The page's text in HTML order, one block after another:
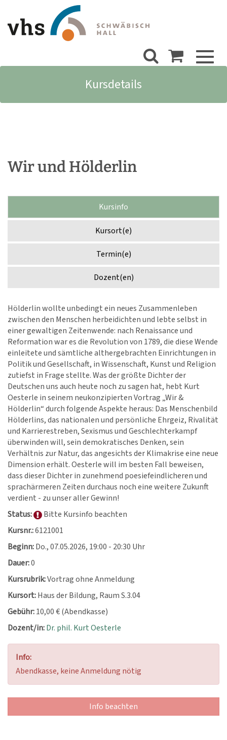
Kursdetails
Wir und Hölderlin
Kursinfo
Kursort(e)
Termin(e)
Dozent(en)
Hölderlin wollte unbedingt ein neues Zusammenleben
zwischen den Menschen herbeidichten und lebte selbst in
einer gewaltigen Zeitenwende: nach Renaissance und
Reformation war es die Revolution von 1789, die diese Wende
einleitete und sämtliche althergebrachten Einrichtungen in
Politik und Gesellschaft, in Wissenschaft, Kunst und Religion
zutiefst in Frage stellte. Was der größte Dichter der
Deutschen uns auch heute noch zu sagen hat, hebt Kurt
Oesterle in seinem neukonzipierten Vortrag „Wir &
Hölderlin“ durch folgende Aspekte heraus: Das Menschenbild
Hölderlins, das nationalen und persönliche Ehrgeiz, Rivalität
und Karrierestreben, Sexismus und Geschlechterkampf
überwinden will, sein demokratisches Denken, sein
Verhältnis zur Natur, das angesichts der Klimakrise eine neue
Dimension erhält. Oesterle will im besten Fall beweisen,
dass dieser Dichter in zunehmend poesiefeindlicheren und
sprachärmeren Zeiten durchaus noch eine weitere Zukunft
verdient - zu unser aller Gewinn!
Status:
Bitte Kursinfo beachten
Kursnr.:6121001
Beginn:Do., 07.05.2026, 19:00 - 20:30 Uhr
Dauer:0
Kursrubrik:Vortrag ohne Anmeldung
Kursort:Haus der Bildung, Raum S.3.04
Gebühr:10,00 € (Abendkasse)
Dozent/in:Dr. phil. Kurt Oesterle
Info:
Abendkasse, keine Anmeldung nötig
Info beachten